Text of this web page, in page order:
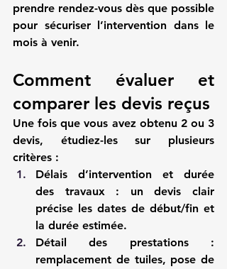
prendre rendez-vous dès que possible
pour sécuriser l’intervention dans le
mois à venir.
Comment évaluer et
comparer les devis reçus
Une fois que vous avez obtenu 2 ou 3
devis, étudiez-les sur plusieurs
critères :
Délais d’intervention et durée
des travaux : un devis clair
précise les dates de début/fin et
la durée estimée.
Détail des prestations :
remplacement de tuiles, pose de